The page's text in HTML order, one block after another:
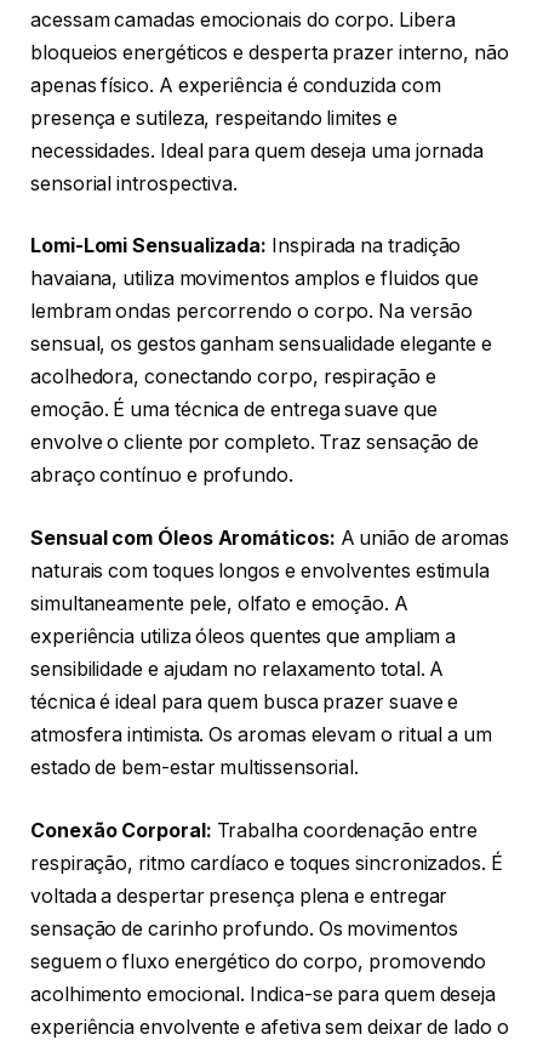
acessam camadas emocionais do corpo. Libera
bloqueios energéticos e desperta prazer interno, não
apenas físico. A experiência é conduzida com
presença e sutileza, respeitando limites e
necessidades. Ideal para quem deseja uma jornada
sensorial introspectiva.
Lomi-Lomi Sensualizada: Inspirada na tradição
havaiana, utiliza movimentos amplos e fluidos que
lembram ondas percorrendo o corpo. Na versão
sensual, os gestos ganham sensualidade elegante e
acolhedora, conectando corpo, respiração e
emoção. É uma técnica de entrega suave que
envolve o cliente por completo. Traz sensação de
abraço contínuo e profundo.
Sensual com Óleos Aromáticos: A união de aromas
naturais com toques longos e envolventes estimula
simultaneamente pele, olfato e emoção. A
experiência utiliza óleos quentes que ampliam a
sensibilidade e ajudam no relaxamento total. A
técnica é ideal para quem busca prazer suave e
atmosfera intimista. Os aromas elevam o ritual a um
estado de bem-estar multissensorial.
Conexão Corporal: Trabalha coordenação entre
respiração, ritmo cardíaco e toques sincronizados. É
voltada a despertar presença plena e entregar
sensação de carinho profundo. Os movimentos
seguem o fluxo energético do corpo, promovendo
acolhimento emocional. Indica-se para quem deseja
experiência envolvente e afetiva sem deixar de lado o